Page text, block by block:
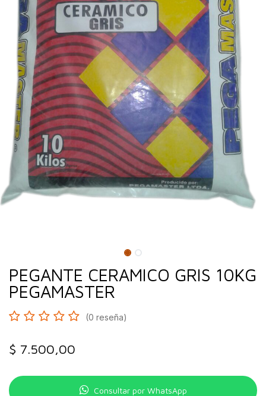
PEGANTE CERAMICO GRIS 10KG
PEGAMASTER
(0 reseña)
$ 7.500,00
Consultar por WhatsApp